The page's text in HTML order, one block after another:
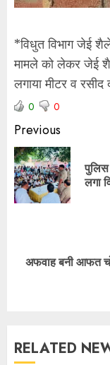
*विधुत विभाग जेई
मामले को लेकर जेई
लगाया मीटर व
0 0
Previous
पुलिस
लगा
अफवाह बनी आफत
RELATED